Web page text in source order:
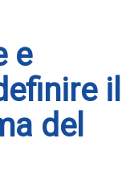
e
il
del